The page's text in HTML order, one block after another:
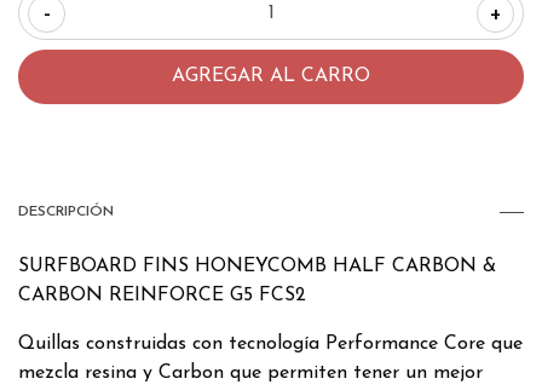
- +
DESCRIPCIÓN
SURFBOARD FINS HONEYCOMB HALF CARBON &
CARBON REINFORCE G5 FCS2
Quillas construidas con tecnología Performance Core que
mezcla resina y Carbon que permiten tener un mejor